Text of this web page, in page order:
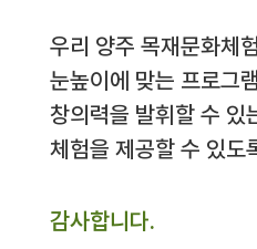
우리 양주 목재문화체
눈높이에 맞는 프로그
창의력을 발휘할 수 있
체험을 제공할 수 있도
감사합니다.